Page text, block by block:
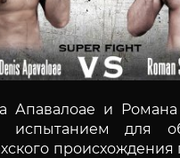
Апавалоае и Романа
испытанием для
происхождения